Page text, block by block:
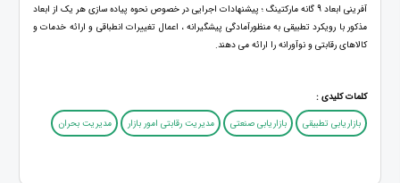
آفرینی ابعاد 9 گانه مارکتینگ ؛ پیشنهادات اجرایی در خصوص نحوه پیاده سازی هر یک از ابعاد
مذکور با رویکرد تطبیقی به منظورآمادگی پیشگیرانه ، اعمال تغییرات انطباقی و ارائه خدمات و
کالاهای رقابتی و نوآورانه را ارائه می دهند.
کلمات کلیدی :
بازاریابی تطبیقی
بازاریابی صنعتی مدیریت رقابتی امور بازار مدیریت بحران